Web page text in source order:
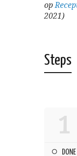
op
2021)
Steps
1
DONE